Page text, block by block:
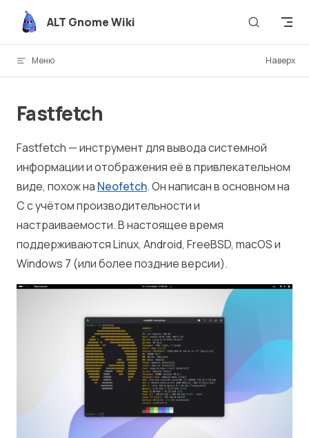
Skip to content
ALT Gnome Wiki
Меню Наверх
Fastfetch
Fastfetch — инструмент для вывода системной
информации и отображения её в привлекательном
виде, похож на Neofetch. Он написан в основном на
C с учётом производительности и
настраиваемости. В настоящее время
поддерживаются Linux, Android, FreeBSD, macOS и
Windows 7 (или более поздние версии).